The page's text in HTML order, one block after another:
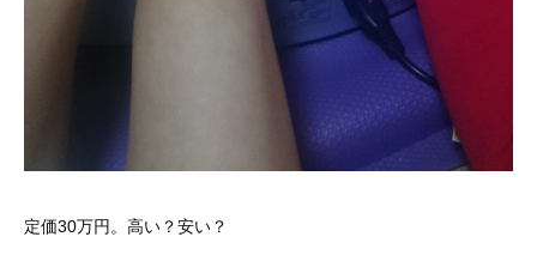
定価30万円。高い？安い？